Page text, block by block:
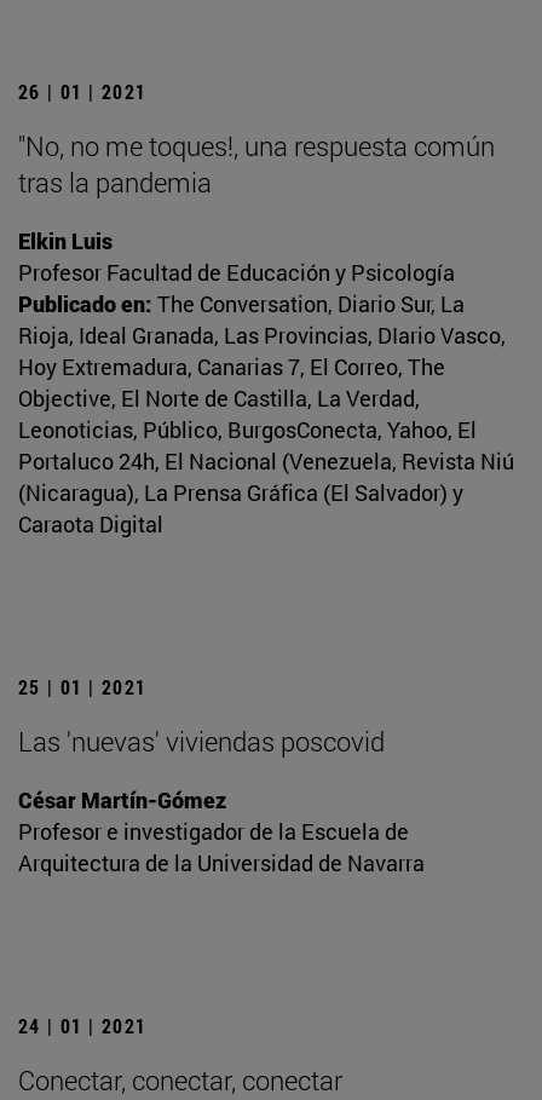
26 | 01 | 2021
"No, no me toques!, una respuesta común
tras la pandemia
Elkin Luis
Profesor Facultad de Educación y Psicología
Publicado en: The Conversation, Diario Sur, La
Rioja, Ideal Granada, Las Provincias, DIario Vasco,
Hoy Extremadura, Canarias 7, El Correo, The
Objective, El Norte de Castilla, La Verdad,
Leonoticias, Público, BurgosConecta, Yahoo, El
Portaluco 24h, El Nacional (Venezuela, Revista Niú
(Nicaragua), La Prensa Gráfica (El Salvador) y
Caraota Digital
25 | 01 | 2021
Las 'nuevas' viviendas poscovid
César Martín-Gómez
Profesor e investigador de la Escuela de
Arquitectura de la Universidad de Navarra
24 | 01 | 2021
Conectar, conectar, conectar